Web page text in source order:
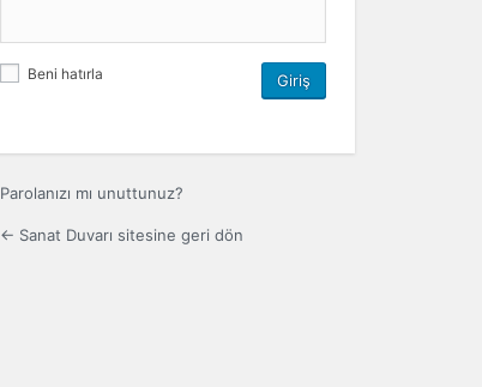
Beni hatırla
Parolanızı mı unuttunuz?
← Sanat Duvarı sitesine geri dön